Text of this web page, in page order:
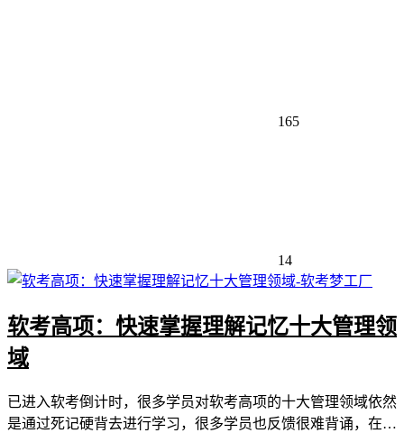
165
14
软考高项：快速掌握理解记忆十大管理领
域
已进入软考倒计时，很多学员对软考高项的十大管理领域依然
是通过死记硬背去进行学习，很多学员也反馈很难背诵，在此